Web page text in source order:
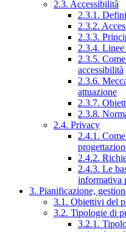
2.3. Accessibilità
2.3.1.
2.3.2.
2.3.3.
2.3.4. Linee
2.3.5.
accessibilità
2.3.6.
attuazione
2.3.7.
2.3.8.
2.4. Privacy
2.4.1.
2.4.2.
2.4.3. Le
informativa
3. Pianificazione,
3.1. Obiettivi del
3.2. Tipologie di
3.2.1.